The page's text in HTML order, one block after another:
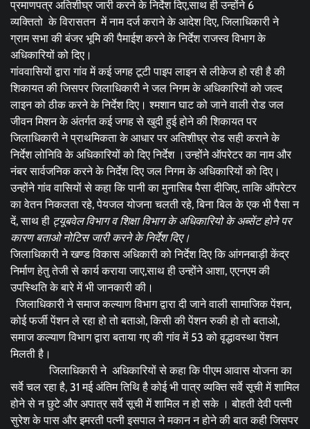
प्रमाणपत्र अतिशीघ्र जारी करने के निर्देश दिए,साथ ही उन्होंने 6
व्यक्तितो के विरासतन में नाम दर्ज कराने के आदेश दिए, जिलाधिकारी ने
ग्राम सभा की बंजर भूमि की पैमाईश करने के निर्देश राजस्व विभाग के
अधिकारियों को दिए।
गांववासियों द्वारा गांव में कई जगह टूटी पाइप लाइन से लीकेज हो रही है की
शिकायत की जिसपर जिलाधिकारी ने जल निगम के अधिकारियों को जल्द
लाइन को ठीक करने के निर्देश दिए। श्मशान घाट को जाने वाली रोड जल
जीवन मिशन के अंतर्गत कई जगह से खुदी हुई होने की शिकायत पर
जिलाधिकारी ने प्राथमिकता के आधार पर अतिशीघ्र रोड सही कराने के
निर्देश लोनिवि के अधिकारियों को दिए निर्देश ।उन्होंने ऑपरेटर का नाम और
नंबर सार्वजनिक करने के निर्देश दिए जल निगम के अधिकारियों को दिए।
उन्होंने गांव वासियों से कहा कि पानी का मुनासिब पैसा दीजिए, ताकि ऑपरेटर
का वेतन निकलता रहे, पेयजल योजना चलती रहे, बिना बिल के एक भी पैसा न
दें, साथ ही ट्यूबवेल विभाग व शिक्षा विभाग के अधिकारियो के अब्सेंट होने पर
कारण बताओ नोटिस जारी करने के निर्देश दिए।
जिलाधिकारी ने खण्ड विकास अधिकारी को निर्देश दिए कि आंगनबाड़ी केंद्र
निर्माण हेतु तेजी से कार्य कराया जाए,साथ ही उन्होंने आशा, एएनएम की
उपस्थिति के बारे में भी जानकारी की।
जिलाधिकारी ने समाज कल्याण विभाग द्वारा दी जाने वाली सामाजिक पेंशन,
कोई फर्जी पेंशन ले रहा हो तो बताओ, किसी की पेंशन रुकी हो तो बताओ,
समाज कल्याण विभाग द्वारा बताया गए की गांव में 53 को वृद्धावस्था पेंशन
मिलती है।
जिलाधिकारी ने अधिकारियों से कहा कि पीएम आवास योजना का
सर्वे चल रहा है, 31 मई अंतिम तिथि है कोई भी पात्र व्यक्ति सर्वे सूची में शामिल
होने से न छुटे और अपात्र सर्वे सूची में शामिल न हो सके । बोहती देवी पत्नी
सुरेश के पास और इमरती पत्नी इसपाल ने मकान न होने की बात कही जिसपर